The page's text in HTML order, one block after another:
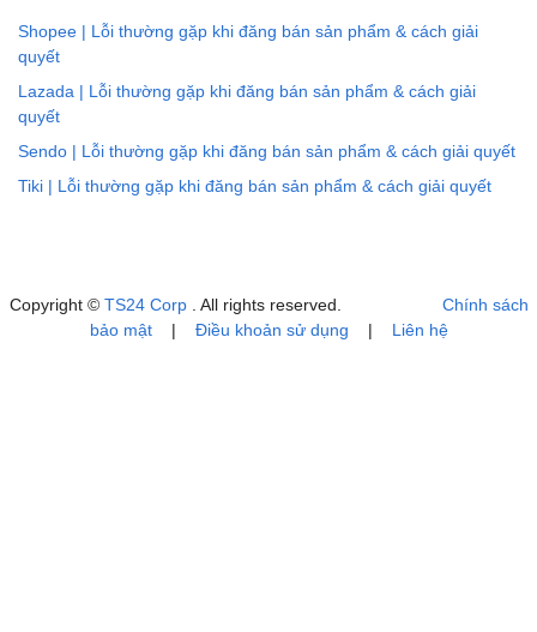
Shopee | Lỗi thường gặp khi đăng bán sản phẩm & cách giải
quyết
Lazada | Lỗi thường gặp khi đăng bán sản phẩm & cách giải
quyết
Sendo | Lỗi thường gặp khi đăng bán sản phẩm & cách giải quyết
Tiki | Lỗi thường gặp khi đăng bán sản phẩm & cách giải quyết
Copyright © TS24 Corp . All rights reserved. Chính sách
bảo mật| Điều khoản sử dụng | Liên hệ